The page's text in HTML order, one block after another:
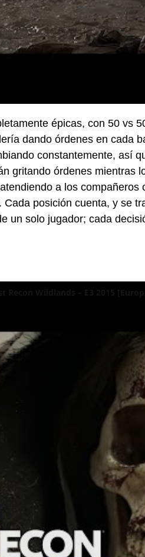
épicas, con 50 vs
dando órdenes en cada
constantemente, así
gritando órdenes mientras
a los compañeros
posición cuenta, y se
un solo jugador; cada